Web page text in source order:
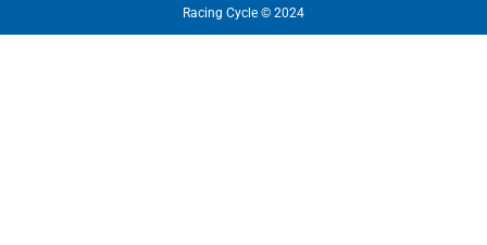
Racing Cycle © 2024